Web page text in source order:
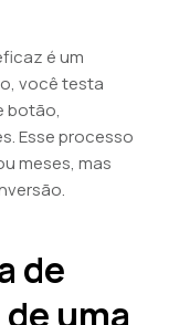
é um
você testa
botão,
Esse processo
meses, mas
de
uma